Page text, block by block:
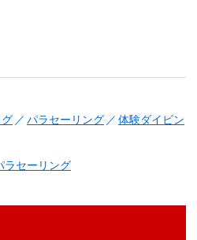
パラセーリング
体験ダイビン
ラセーリング